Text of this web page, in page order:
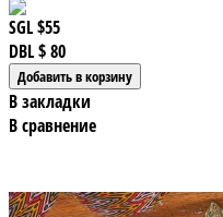
SGL$55
DBL$ 80
В закладки
В сравнение